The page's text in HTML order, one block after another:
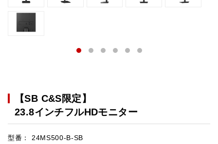
【SB C&S限定】
23.8インチフルHDモニター
型番： 24MS500-B-SB